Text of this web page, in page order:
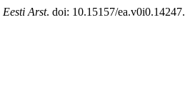
Eesti Arst. doi: 10.15157/ea.v0i0.14247.